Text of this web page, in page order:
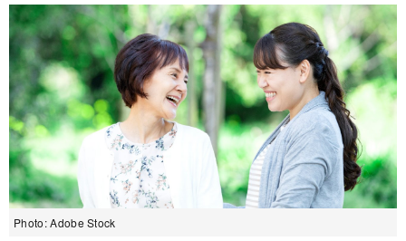
Photo: Adobe Stock